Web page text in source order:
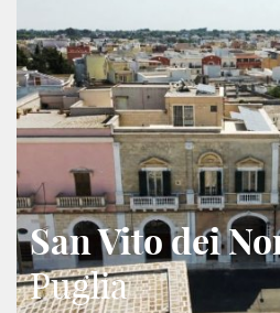
San Vito dei
Puglia